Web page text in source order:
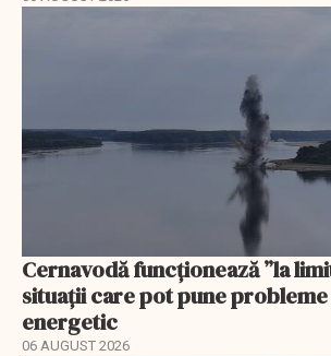
Cernavodă funcționează ”la
situații care pot pune
energetic
06 AUGUST 2026